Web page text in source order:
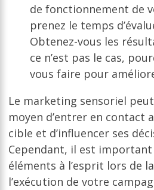
de fonctionnement de
prenez le temps
Obtenez-vous les
ce n’est pas le cas,
vous faire pour
Le marketing sensoriel
moyen d’entrer en contact
cible et d’influencer ses
Cependant, il est
éléments à l’esprit lors de
l’exécution de votre